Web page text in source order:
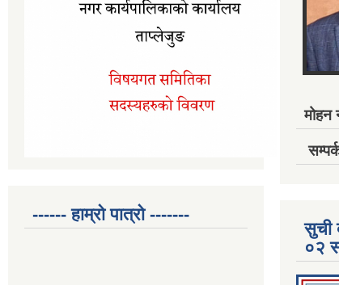
------ हाम्रो पात्रो -------
मोहन
सुची
०२